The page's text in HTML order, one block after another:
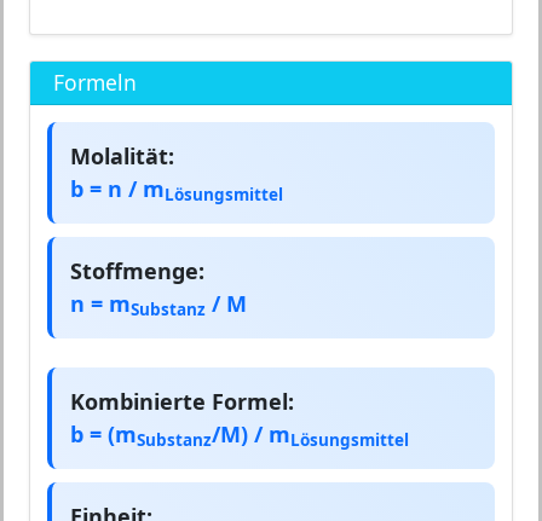
Formeln
Molalität:
b = n / mLösungsmittel
Stoffmenge:
n = mSubstanz / M
Kombinierte Formel:
b = (mSubstanz/M) / mLösungsmittel